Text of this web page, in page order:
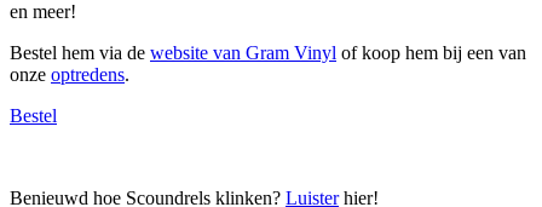
en meer!
Bestel hem via de website van Gram Vinyl of koop hem bij een van
onze optredens.
Bestel
Benieuwd hoe Scoundrels klinken? Luisterhier!